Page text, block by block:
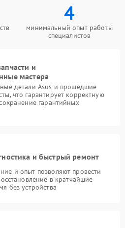
4
минимальный опыт работы
специалистов
и
мастера
детали Asus и прошедшие
что гарантирует корректную
гарантийных
и быстрый ремонт
и опыт позволяют провести
в кратчайшие
без устройства